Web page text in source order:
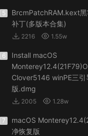
5
BrcmPatchRAM.kext
补丁(多版本合集)
2216 1.55w
6
Install macOS
Clover5146 winPE三引
版.dmg
2005 1.28w
7
macOS
净恢复版